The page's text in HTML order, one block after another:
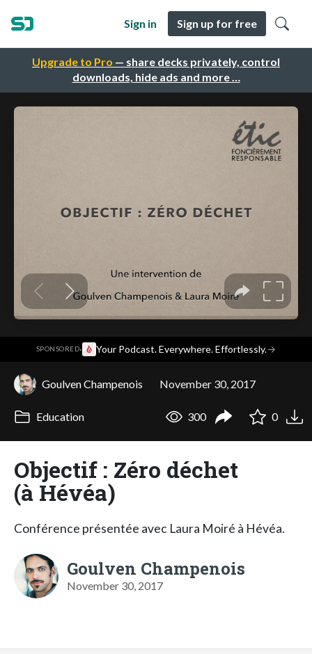
Upgrade to Pro — share decks privately, control
downloads, hide ads and more …
Sign in Sign up for free
SPONSORED· Your Podcast. Everywhere. Effortlessly.→
Goulven Champenois November 30, 2017
Education 300 0
Objectif : Zéro déchet
(à Hévéa)
Conférence présentée avec Laura Moiré à Hévéa.
Goulven Champenois
November 30, 2017